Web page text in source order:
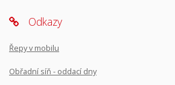
Odkazy
Řepy v mobilu
Obřadní síň - oddací dny